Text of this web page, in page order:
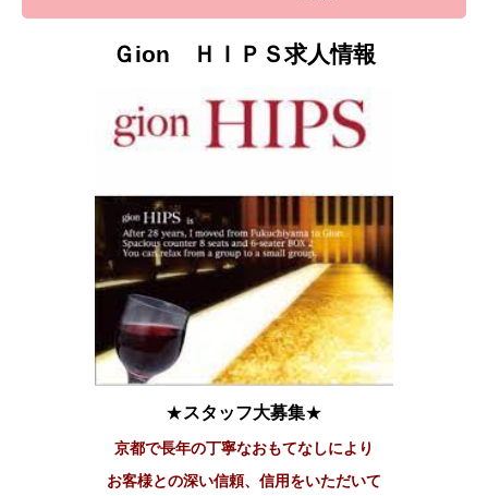
Ｇion ＨＩＰＳ求人情報
★スタッフ大募集★
京都で長年の丁寧なおもてなしにより
お客様との深い信頼、信用をいただいて